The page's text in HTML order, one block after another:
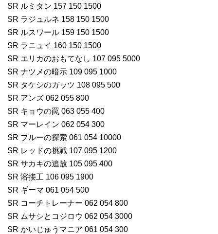
SR ルミタン 157 150 1500
SR ラジュルネ 158 150 1500
SR ルスワール 159 150 1500
SR ラニュイ 160 150 1500
SR エリカのおもてなし 107 095 5000
SR ナツメの暗示 109 095 1000
SR タケシのガッツ 108 095 500
SR アンズ 062 055 800
SR キョウの罠 063 055 400
SR マーレイン 062 054 300
SR ブルーの探索 061 054 10000
SR レッドの挑戦 107 095 1200
SR サカキの追放 105 095 400
SR 溶接工 106 095 1900
SR ギーマ 061 054 500
SR コーチトレーナー 062 054 800
SR ムサシとコジロウ 062 054 3000
SR かいじゅうマニア 061 054 300